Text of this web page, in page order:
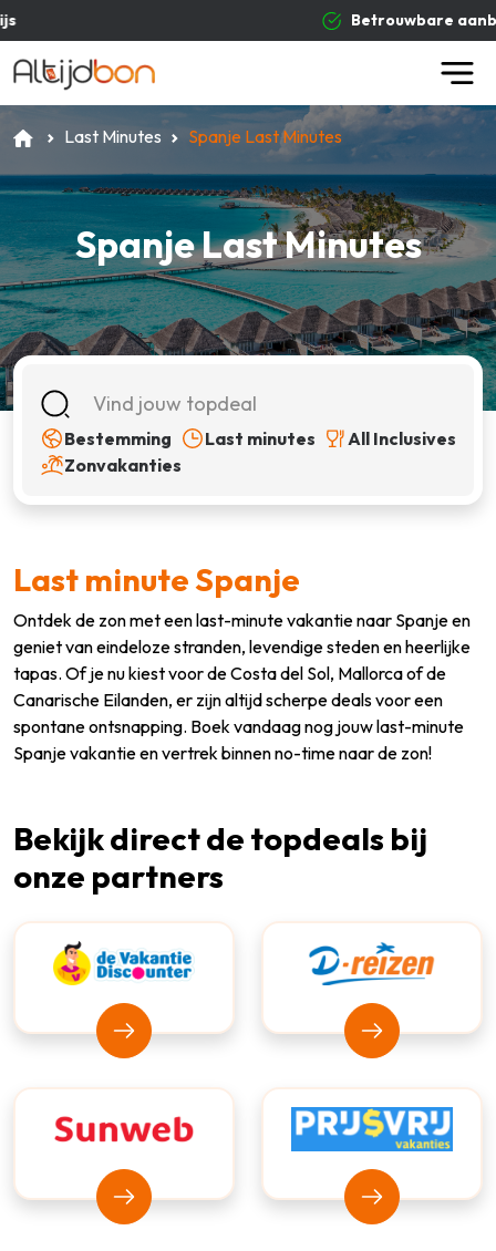
Betrouwbare aanbieders
Last Minutes Spanje Last Minutes
Spanje Last Minutes
Bestemming Last minutes
All Inclusives
Zonvakanties
Last minute Spanje
Ontdek de zon met een last-minute vakantie naar Spanje en
geniet van eindeloze stranden, levendige steden en heerlijke
tapas. Of je nu kiest voor de Costa del Sol, Mallorca of de
Canarische Eilanden, er zijn altijd scherpe deals voor een
spontane ontsnapping. Boek vandaag nog jouw last-minute
Spanje vakantie en vertrek binnen no-time naar de zon!
Bekijk direct de topdeals bij
onze partners
Bekijk Vakantiediscounter Bekijk D-Reizen
Bekijk Sunweb Bekijk Prijsvrij